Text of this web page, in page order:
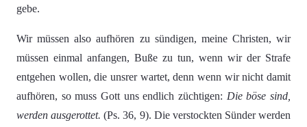
gebe.
Wir müssen also aufhören zu sündigen, meine Christen, wir
müssen einmal anfangen, Buße zu tun, wenn wir der Strafe
entgehen wollen, die unsrer wartet, denn wenn wir nicht damit
aufhören, so muss Gott uns endlich züchtigen: Die böse sind,
werden ausgerottet. (Ps. 36, 9). Die verstockten Sünder werden